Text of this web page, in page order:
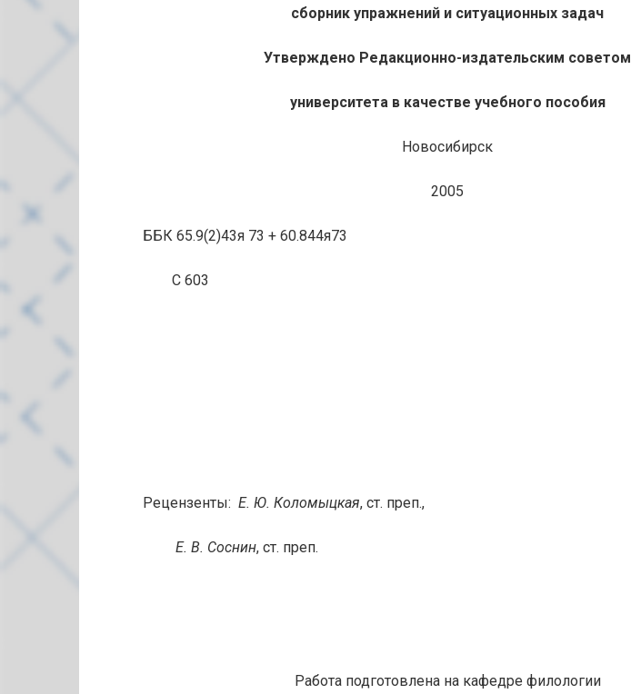
сборник упражнений и ситуационных задач
Утверждено Редакционно-издательским советом
университета в качестве учебного пособия
Новосибирск
2005
ББК 65.9(2)43я 73 + 60.844я73
С 603
Рецензенты: Е. Ю. Коломыцкая, ст. преп.,
Е. В. Соснин, ст. преп.
Работа подготовлена на кафедре филологии